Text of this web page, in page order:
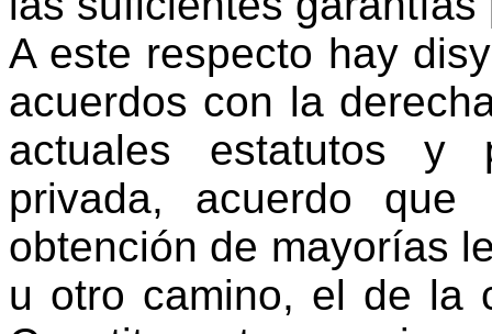
A este respecto hay
acuerdos con la
actuales estatutos y
privada, acuerdo
obtención de mayorías
u otro camino, el de la